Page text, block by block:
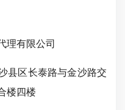
理有限公司
县区长泰路与金沙路交
楼四楼